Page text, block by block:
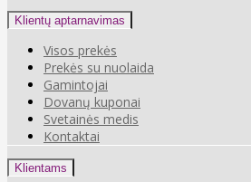
Klientų aptarnavimas
Visos prekės
Prekės su nuolaida
Gamintojai
Dovanų kuponai
Svetainės medis
Kontaktai
Klientams